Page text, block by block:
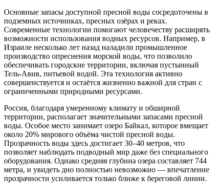
Основные запасы доступной пресной воды сосредоточены в
подземных источниках, пресных озёрах и реках.
Современные технологии помогают человечеству расширять
возможности использования водных ресурсов. Например, в
Израиле несколько лет назад наладили промышленное
производство опреснения морской воды, что позволило
обеспечивать городские территории, включая пустынный
Тель-Авив, питьевой водой. Эта технология активно
совершенствуется и остаётся жизненно важной для стран с
ограниченными природными ресурсами.
Россия, благодаря умеренному климату и обширной
территории, располагает значительными запасами пресной
воды. Особое место занимает озеро Байкал, которое вмещает
около 20% мирового объёма чистой пресной воды.
Прозрачность воды здесь достигает 30–40 метров, что
позволяет наблюдать подводный мир даже без специального
оборудования. Однако средняя глубина озера составляет 744
метра, и увидеть дно полностью невозможно — впечатление
прозрачности усиливается только ближе к береговой линии.